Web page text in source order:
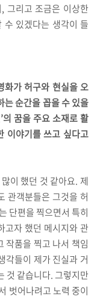
그리고 조금은 이상한
수 있겠다는 생각이 들
화가 허구와 현실을 오
는 순간을 꼽을 수 있을
꿈을 주요 소재로 활
이야기를 쓰고 싶다고
이 했던 것 같아요. 제
관객분들은 그것을 허
단편을 찍으면서 특히
고자 했던 메시지와 관
작품을 찍고 나서 책임
각들이 제가 진실과 거
것 같습니다. 그렇지만
벗어나려고 노력 중이